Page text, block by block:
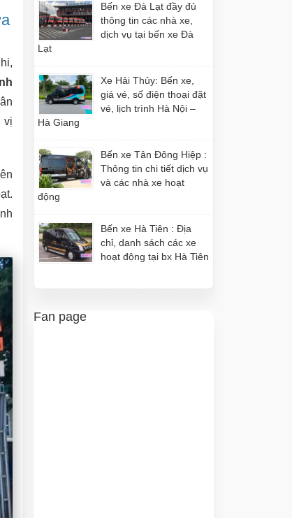
vị
Bến xe Đà Lạt đầy đủ
thông tin các nhà xe,
dịch vụ tại bến xe Đà
Lạt
Xe Hải Thủy: Bến xe,
giá vé, số điện thoại đặt
vé, lịch trình Hà Nội –
Hà Giang
Bến xe Tân Đông Hiệp :
Thông tin chi tiết dịch vụ
và các nhà xe hoạt
động
Bến xe Hà Tiên : Địa
chỉ, danh sách các xe
hoạt động tại bx Hà Tiên
Fan page